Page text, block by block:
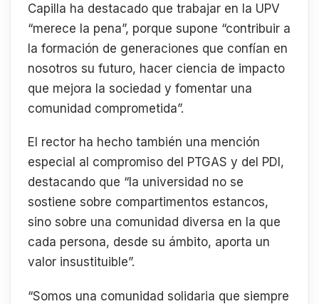
Capilla ha destacado que trabajar en la UPV
“merece la pena”, porque supone “contribuir a
la formación de generaciones que confían en
nosotros su futuro, hacer ciencia de impacto
que mejora la sociedad y fomentar una
comunidad comprometida”.
El rector ha hecho también una mención
especial al compromiso del PTGAS y del PDI,
destacando que “la universidad no se
sostiene sobre compartimentos estancos,
sino sobre una comunidad diversa en la que
cada persona, desde su ámbito, aporta un
valor insustituible”.
“Somos una comunidad solidaria que siempre